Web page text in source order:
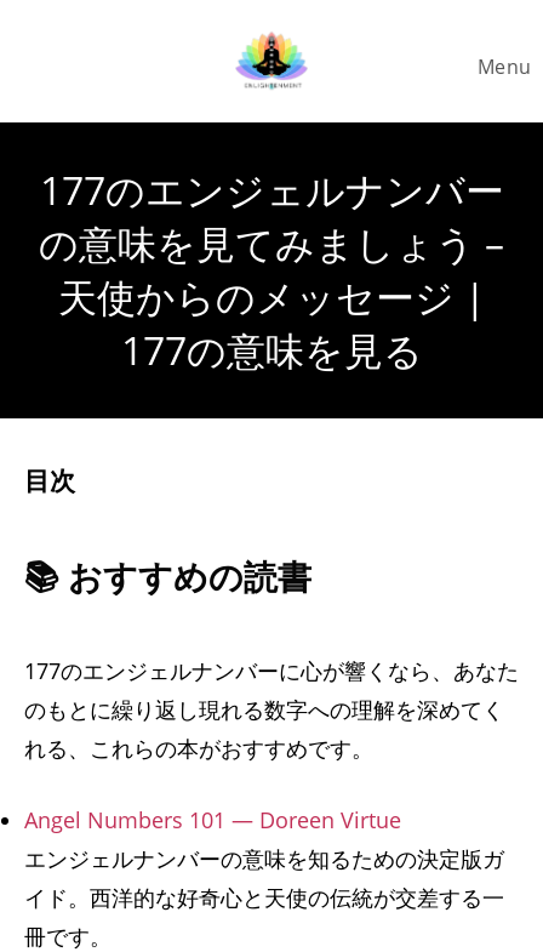
Menu
177のエンジェルナンバー
の意味を見てみましょう –
天使からのメッセージ |
177の意味を見る
目次
📚 おすすめの読書
177のエンジェルナンバーに心が響くなら、あなた
のもとに繰り返し現れる数字への理解を深めてく
れる、これらの本がおすすめです。
Angel Numbers 101 — Doreen Virtue
エンジェルナンバーの意味を知るための決定版ガ
イド。西洋的な好奇心と天使の伝統が交差する一
冊です。